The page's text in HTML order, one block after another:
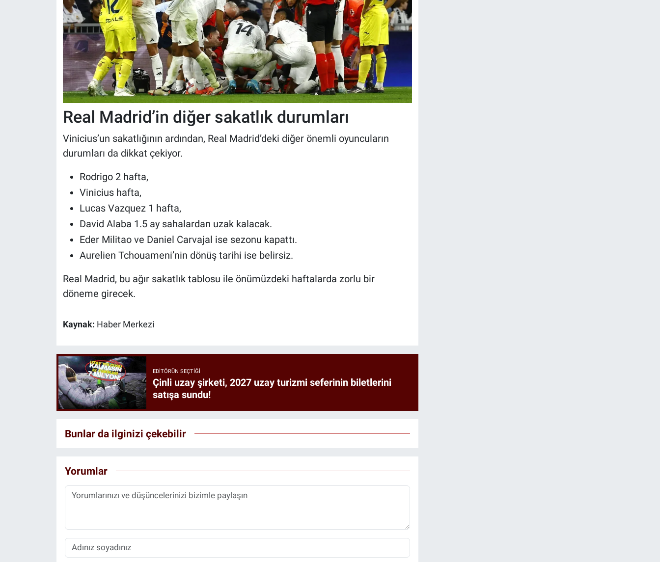
Real Madrid’in diğer sakatlık durumları
Vinicius’un sakatlığının ardından, Real Madrid’deki diğer önemli oyuncuların
durumları da dikkat çekiyor.
Rodrigo 2 hafta,
Vinicius hafta,
Lucas Vazquez 1 hafta,
David Alaba 1.5 ay sahalardan uzak kalacak.
Eder Militao ve Daniel Carvajal ise sezonu kapattı.
Aurelien Tchouameni’nin dönüş tarihi ise belirsiz.
Real Madrid, bu ağır sakatlık tablosu ile önümüzdeki haftalarda zorlu bir
döneme girecek.
Kaynak: Haber Merkezi
EDITÖRÜN SEÇTIĞI
Çinli uzay şirketi, 2027 uzay turizmi seferinin biletlerini
satışa sundu!
Bunlar da ilginizi çekebilir
Yorumlar